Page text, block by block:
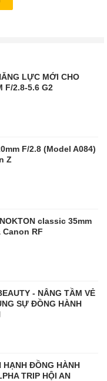
LỰC MỚI CHO
F/2.8-5.6 G2
F/2.8 (Model A084)
Z
classic 35mm
RF
- NÂNG TẦM VẺ
SỰ ĐỒNG HÀNH
HẠNH ĐỒNG HÀNH
TRIP HỘI AN